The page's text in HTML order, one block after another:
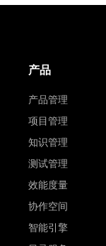
产品
产品管理
项目管理
知识管理
测试管理
效能度量
协作空间
智能引擎